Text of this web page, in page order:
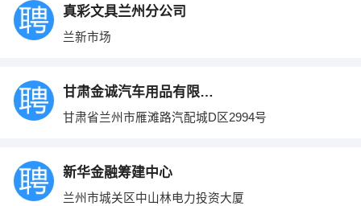
真彩文具兰州分公司
兰新市场
甘肃金诚汽车用品有限公司
甘肃省兰州市雁滩路汽配城D区2994号
新华金融筹建中心
兰州市城关区中山林电力投资大厦